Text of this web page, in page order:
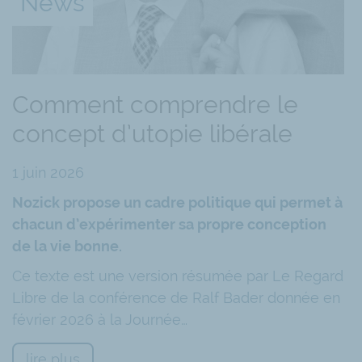
redistribution. Parmi les défenseurs de
Certes, le coefficient de Gini (qui s’intéresse aux
ans, notamment en lien avec la numérisation de
Toutefois, il faut garder à l’esprit que le niveau de
l’essentiel. Spécialement dans des pays comme
la pauvreté durant ces dernières décennies. De
augmentent.
L’intervenant s’est ensuite intéressé aux éléments
propriété privée est le socle de cette prospérité,
qu’il soit libre, chaque partie trouve son compte.
les inégalités. En raison des capacités et des
récompensée.
cette réalité, l’égalitarisme abaisse le monde,
Comment comprendre le
concept d’utopie libérale
1 juin 2026
Nozick propose un cadre politique qui permet à
chacun d’expérimenter sa propre conception
de la vie bonne.
Ce texte est une version résumée par Le Regard
Libre de la conférence de Ralf Bader donnée en
février 2026 à la Journée…